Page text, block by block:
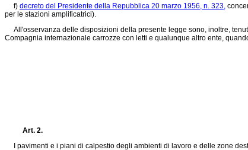
f) decreto del Presidente della Repubblica 20 marzo 1956, n. 323,
per le stazioni amplificatrici).
All'osservanza delle disposizioni della presente legge sono, inoltre,
Compagnia internazionale carrozze con letti e qualunque altro ente,
Art. 2.
I pavimenti e i piani di calpestio degli ambienti di lavoro e delle zone